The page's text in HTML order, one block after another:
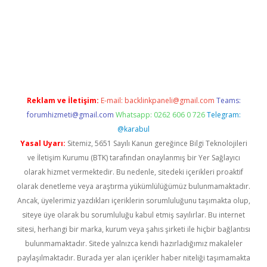
Reklam ve İletişim: E-mail: backlinkpaneli@gmail.com Teams:
forumhizmeti@gmail.com Whatsapp: 0262 606 0 726 Telegram:
@karabul
Yasal Uyarı: Sitemiz, 5651 Sayılı Kanun gereğince Bilgi Teknolojileri
ve İletişim Kurumu (BTK) tarafından onaylanmış bir Yer Sağlayıcı
olarak hizmet vermektedir. Bu nedenle, sitedeki içerikleri proaktif
olarak denetleme veya araştırma yükümlülüğümüz bulunmamaktadır.
Ancak, üyelerimiz yazdıkları içeriklerin sorumluluğunu taşımakta olup,
siteye üye olarak bu sorumluluğu kabul etmiş sayılırlar. Bu internet
sitesi, herhangi bir marka, kurum veya şahıs şirketi ile hiçbir bağlantısı
bulunmamaktadır. Sitede yalnızca kendi hazırladığımız makaleler
paylaşılmaktadır. Burada yer alan içerikler haber niteliği taşımamakta